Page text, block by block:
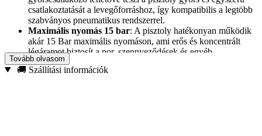
csatlakoztatását a levegőforráshoz, így kompatibilis a legtöbb
szabványos pneumatikus rendszerrel.
Maximális nyomás 15 bar: A pisztoly hatékonyan működik
akár 15 Bar maximális nyomáson, ami erős és koncentrált
légáramot biztosít a por, szennyeződések és egyéb
szennyeződések eltávolításához.
Kényelmes fogantyú
Tovább olvasom
🚚 Szállítási információk